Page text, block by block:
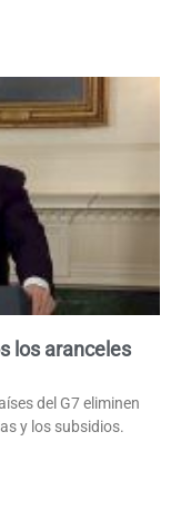
los aranceles
del G7 eliminen
y los subsidios.